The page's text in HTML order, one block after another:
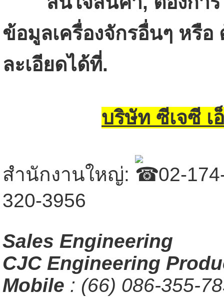
ข้อมูลเครื่องจักรอื่นๆ หรือ
ละเอียดได้ที่.
บริษัท ซีเจซี เ
สำนักงานใหญ่:
02-
320-3956
Sales Engineering
CJC Engineering
Mobile : (66) 086-355-